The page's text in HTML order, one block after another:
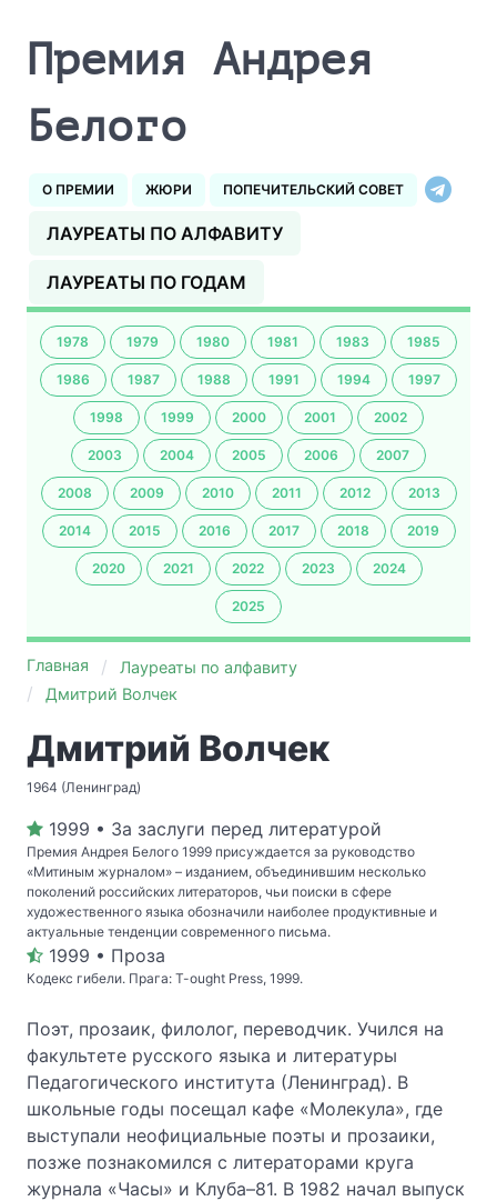
Премия Андрея
Белого
О ПРЕМИИ ЖЮРИ ПОПЕЧИТЕЛЬСКИЙ СОВЕТ
ЛАУРЕАТЫ ПО АЛФАВИТУ
ЛАУРЕАТЫ ПО ГОДАМ
1978 1979 1980 1981 1983 1985
1986 1987 1988 1991 1994 1997
1998 1999 2000 2001 2002
2003 2004 2005 2006 2007
2008 2009 2010 2011 2012 2013
2014 2015 2016 2017 2018 2019
2020 2021 2022 2023 2024
2025
Главная
Лауреаты по алфавиту
Дмитрий Волчек
Дмитрий Волчек
1964 (Ленинград)
1999 • За заслуги перед литературой
Премия Андрея Белого 1999 присуждается за руководство
«Митиным журналом» – изданием, объединившим несколько
поколений российских литераторов, чьи поиски в сфере
художественного языка обозначили наиболее продуктивные и
актуальные тенденции современного письма.
1999 • Проза
Кодекс гибели. Прага: T-ought Press, 1999.
Поэт, прозаик, филолог, переводчик. Учился на
факультете русского языка и литературы
Педагогического института (Ленинград). В
школьные годы посещал кафе «Молекула», где
выступали неофициальные поэты и прозаики,
позже познакомился с литераторами круга
журнала «Часы» и Клуба–81. В 1982 начал выпуск